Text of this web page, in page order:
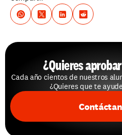
¿Quieres
Cada año cientos de nuestros
¿Quieres que te